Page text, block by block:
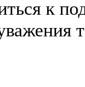
к